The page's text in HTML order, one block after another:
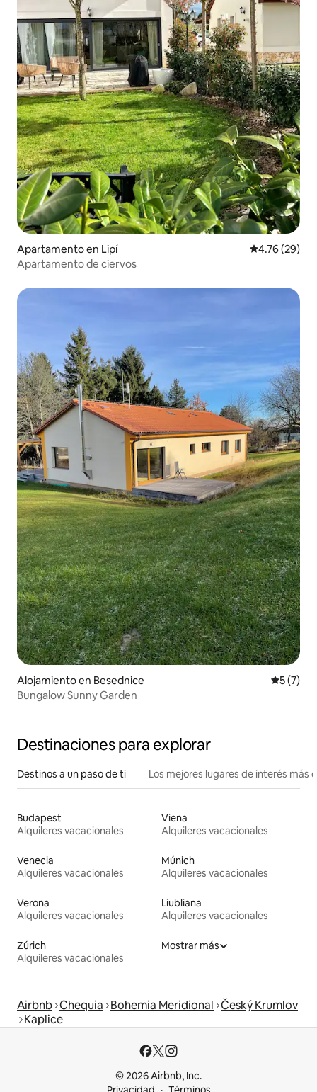
Apartamento en Lipí Calificación
4.76 (29)
Apartamento de ciervos
Alojamiento en Besednice
5 (7)
Bungalow Sunny Garden
Destinaciones para explorar
Destinos a un paso de ti Los mejores lugares de interés más
Budapest
Alquileres vacacionales
Viena
Alquileres vacacionales
Venecia
Alquileres vacacionales
Múnich
Alquileres vacacionales
Verona
Alquileres vacacionales
Liubliana
Alquileres vacacionales
Zúrich
Alquileres vacacionales
Mostrar más
Airbnb Chequia Bohemia Meridional Český Krumlov
Kaplice
© 2026 Airbnb, Inc.